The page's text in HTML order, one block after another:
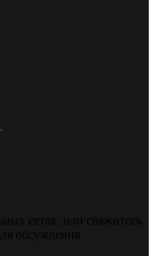
сетях, или свяжитесь
обсуждения